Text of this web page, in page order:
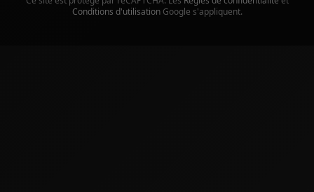
Conditions d'utilisationGoogle s'appliquent.